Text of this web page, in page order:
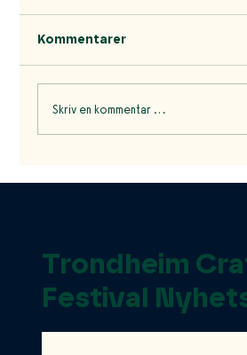
Kommentarer
Skriv en kommentar …
Trondheim
Festival